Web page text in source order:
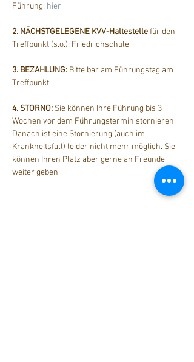
Führung: hier
2. NÄCHSTGELEGENE KVV-Haltestelle für den
Treffpunkt (s.o.): Friedrichschule
3. BEZAHLUNG: Bitte bar am Führungstag am
Treffpunkt.
4. STORNO: Sie können Ihre Führung bis 3
Wochen vor dem Führungstermin stornieren.
Danach ist eine Stornierung (auch im
Krankheitsfall) leider nicht mehr möglich. Sie
können Ihren Platz aber gerne an Freunde
weiter geben.